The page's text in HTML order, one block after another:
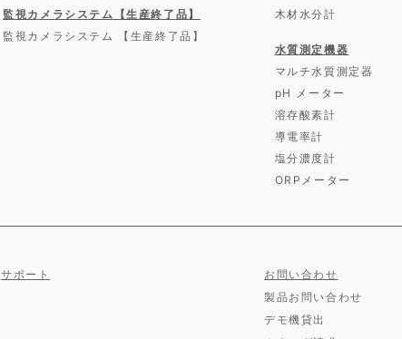
監視カメラシステム【生産終了品】
監視カメラシステム 【生産終了品】
木材水分計
水質測定機器
マルチ水質測定器
pH メーター
溶存酸素計
導電率計
塩分濃度計
ORPメーター
サポート
お問い合わせ
製品お問い合わせ
デモ機貸出